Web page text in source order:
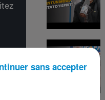
sans accepter